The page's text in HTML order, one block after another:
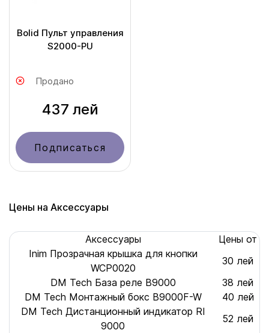
Bolid Пульт управления
S2000-PU
Продано
437 лей
Подписаться
Цены на Аксессуары
Аксессуары
Цены от
Inim Прозрачная крышка для кнопки
WCP0020
30 лей
DM Tech База реле B9000
38 лей
DM Tech Монтажный бокс B9000F-W
40 лей
DM Tech Дистанционный индикатор RI
9000
52 лей